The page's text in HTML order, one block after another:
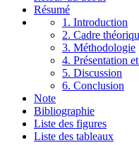
Résumé
1. Introduction
2. Cadre
3. Méthodologie
4. Présentation
5. Discussion
6. Conclusion
Note
Bibliographie
Liste des figures
Liste des tableaux